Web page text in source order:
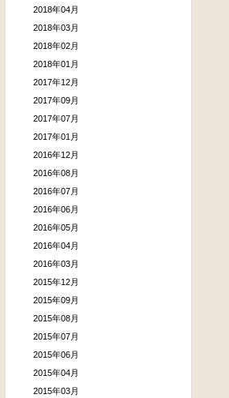
2018年04月
2018年03月
2018年02月
2018年01月
2017年12月
2017年09月
2017年07月
2017年01月
2016年12月
2016年08月
2016年07月
2016年06月
2016年05月
2016年04月
2016年03月
2015年12月
2015年09月
2015年08月
2015年07月
2015年06月
2015年04月
2015年03月